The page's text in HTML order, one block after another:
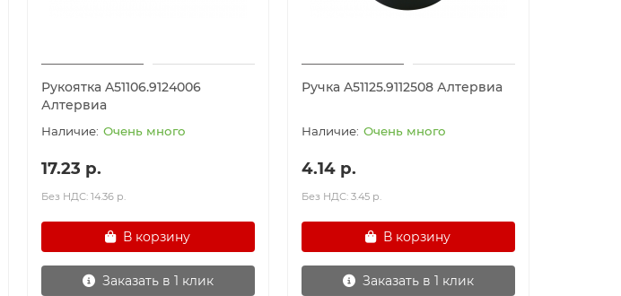
Рукоятка A51106.9124006
Алтервиа
Очень много
17.23 р.
Без НДС: 14.36 р.
В корзину
Заказать в 1 клик
Ручка A51125.9112508 Алтервиа
Очень много
4.14 р.
Без НДС: 3.45 р.
В корзину
Заказать в 1 клик